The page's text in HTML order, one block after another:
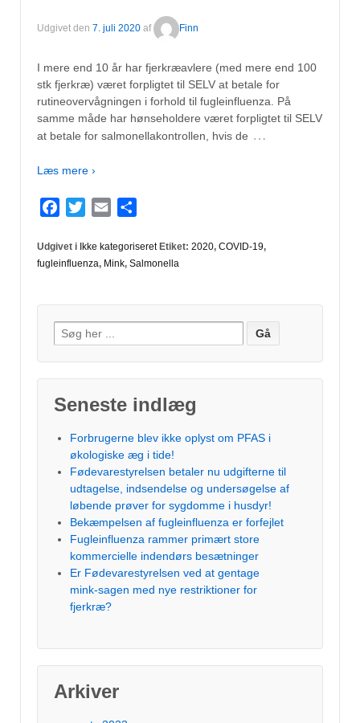
Udgivet den 7. juli 2020 af Finn
I mere end 10 år har fjerkræavlere (med mere end 100
stk fjerkræ) været forpligtet til SELV at betale for
rutineovervågningen i forhold til fugleinfluenza. På
samme måde har hønseholdere været forpligtet til SELV
at betale for salmonellakontrollen, hvis de …
Læs mere ›
Facebook
TwitterEmail
Udgivet i Ikke kategoriseretEtiket: 2020, COVID-19,
fugleinfluenza, Mink, Salmonella
Søg
efter:
Seneste indlæg
Forbrugerne blev ikke oplyst om PFAS i
økologiske æg i tide!
Fødevarestyrelsen betaler nu udgifterne til
udtagelse, indsendelse og undersøgelse af
løbende prøver for sygdomme i husdyr!
Bekæmpelsen af fugleinfluenza er forfejlet
Fugleinfluenza rammer primært store
kommercielle indendørs besætninger
Er Fødevarestyrelsen ved at gentage
mink-sagen med nye restriktioner for
fjerkræ?
Arkiver